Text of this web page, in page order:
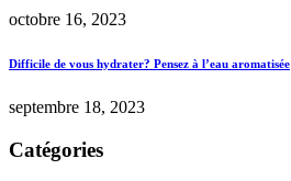
octobre 16, 2023
Difficile de vous hydrater? Pensez à l’eau aromatisée
septembre 18, 2023
Catégories